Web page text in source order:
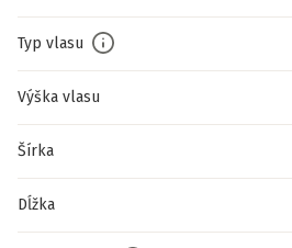
Typ vlasu
Výška vlasu
Šírka
Dĺžka